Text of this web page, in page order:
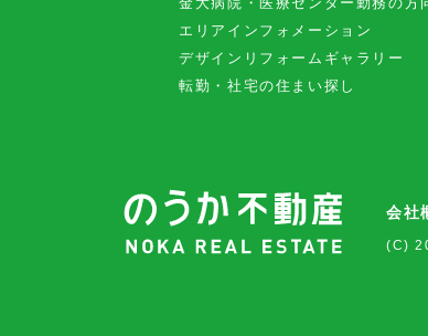
エリアインフォメーション
デザインリフォームギャラリー
転勤・社宅の住まい探し
会社
(C)